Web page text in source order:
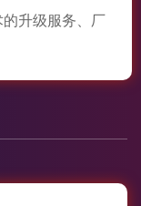
升级服务、厂